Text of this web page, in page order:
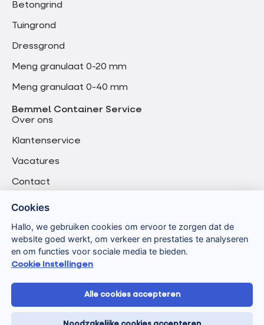
Betongrind
Tuingrond
Dressgrond
Meng granulaat 0-20 mm
Meng granulaat 0-40 mm
Bemmel Container Service
Over ons
Klantenservice
Vacatures
Contact
Cookies
Hallo, we gebruiken cookies om ervoor te zorgen dat de
website goed werkt, om verkeer en prestaties te analyseren
en om functies voor sociale media te bieden.
Cookie Instellingen
Alle cookies accepteren